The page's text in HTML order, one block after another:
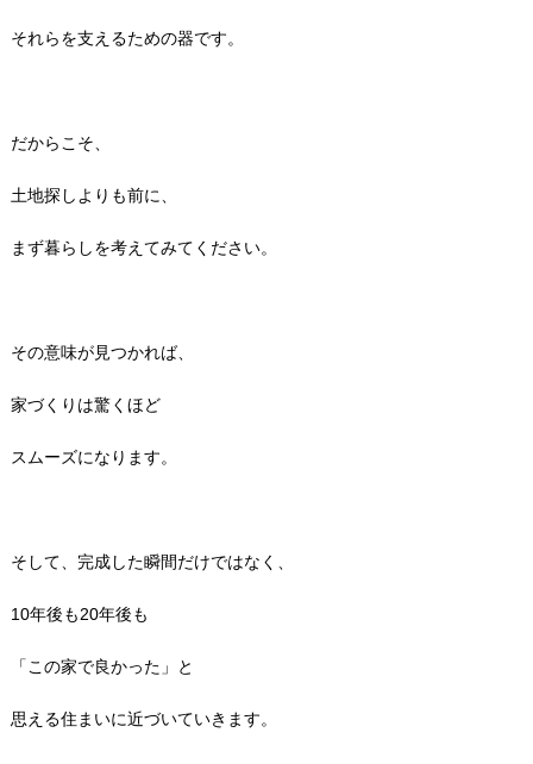
それらを支えるための器です。
だからこそ、
土地探しよりも前に、
まず暮らしを考えてみてください。
その意味が見つかれば、
家づくりは驚くほど
スムーズになります。
そして、完成した瞬間だけではなく、
10年後も20年後も
「この家で良かった」と
思える住まいに近づいていきます。